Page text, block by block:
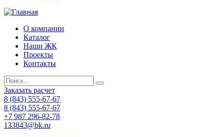
О компании
Каталог
Наши ЖК
Проекты
Контакты
Заказать расчет
8 (843) 555-67-67
8 (843) 555-67-67
+7 987 296-82-78
133843@bk.ru